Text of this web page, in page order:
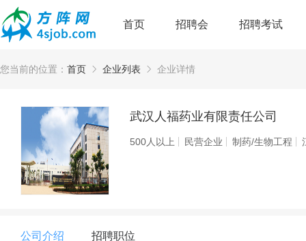
首页 招聘会 招聘考试
您当前的位置： 首页 企业列表 企业详情
武汉人福药业有限责任公司
500人以上 民营企业 制药/生物工程
公司介绍 招聘职位